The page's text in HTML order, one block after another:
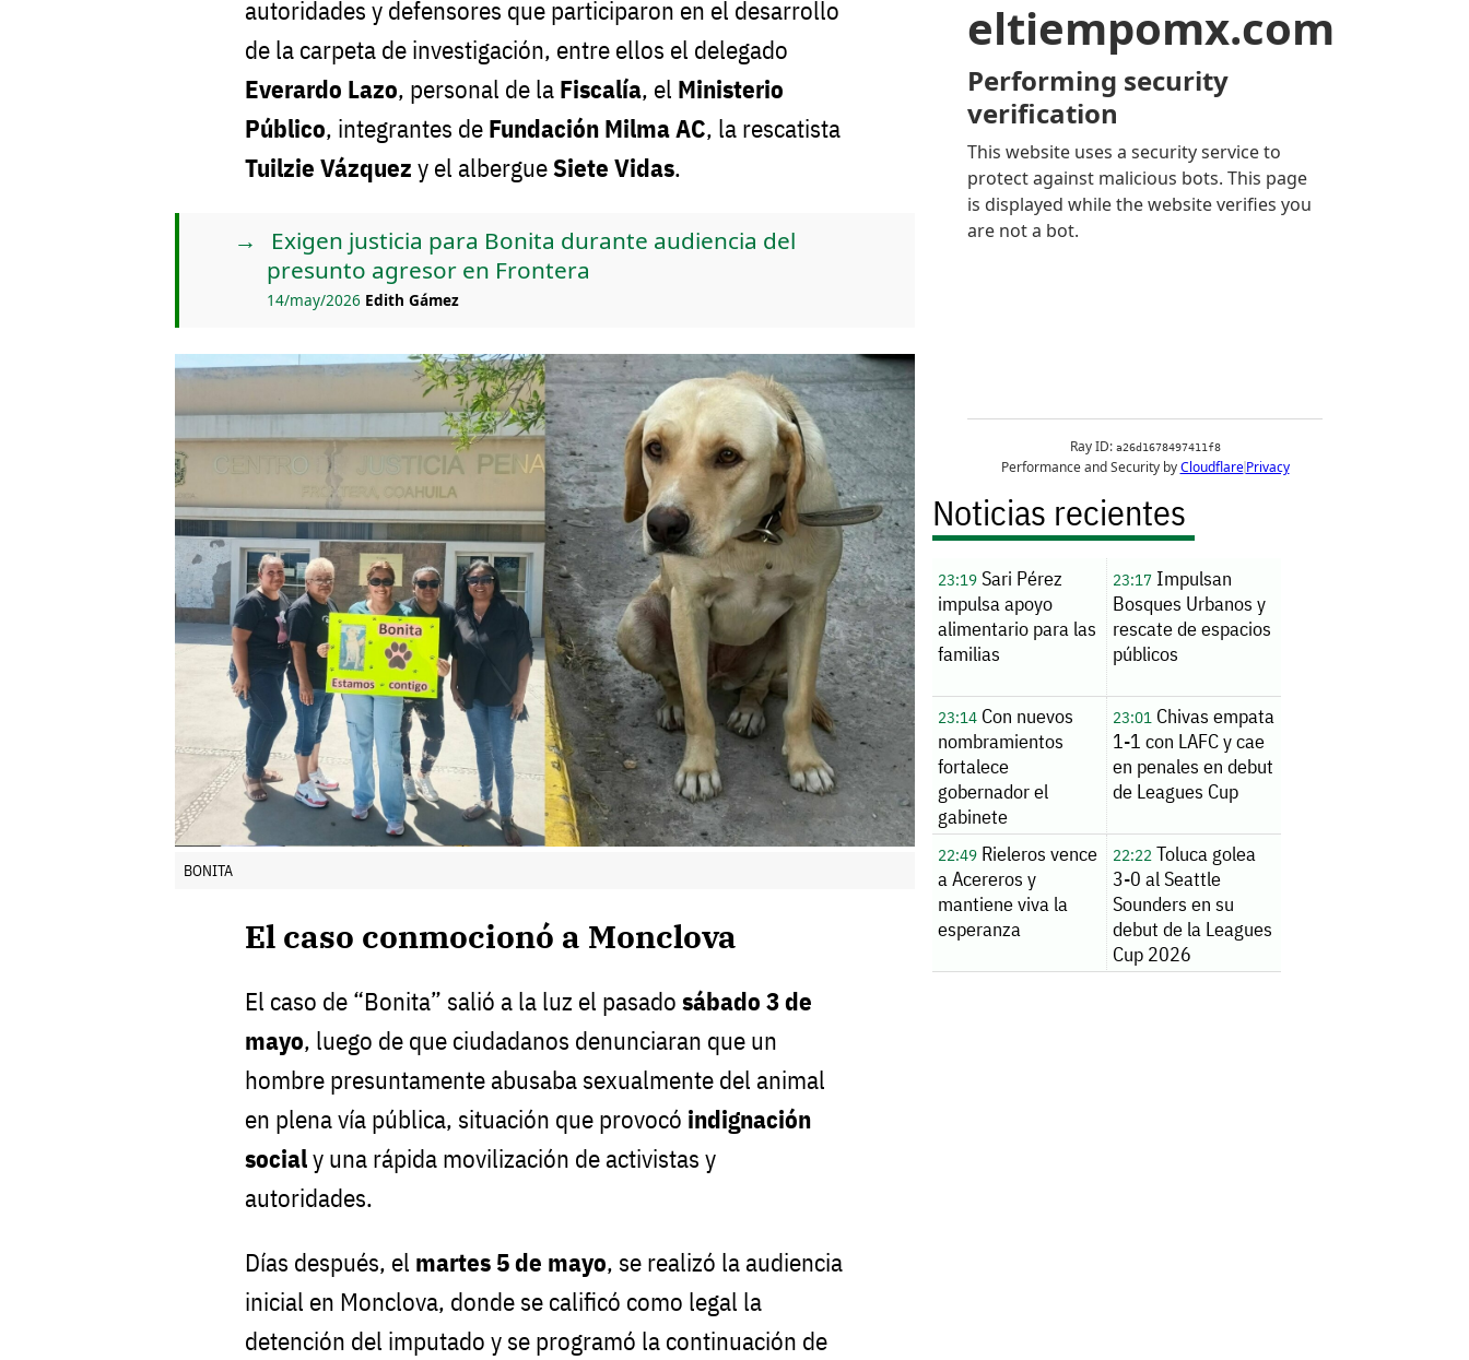
autoridades y defensores que participaron en el desarrollo
de la carpeta de investigación, entre ellos el delegado
Everardo Lazo, personal de la Fiscalía, el Ministerio
Público, integrantes de Fundación Milma AC, la rescatista
Tuilzie Vázquez y el albergueSiete Vidas.
Exigen justicia para Bonita durante audiencia del
presunto agresor en Frontera
14/may/2026 Edith Gámez
BONITA
El caso conmocionó a Monclova
El caso de “Bonita” salió a la luz el pasado sábado 3 de
mayo, luego de que ciudadanos denunciaran que un
hombre presuntamente abusaba sexualmente del animal
en plena vía pública, situación que provocó indignación
socialy una rápida movilización de activistas y
autoridades.
Días después, el martes 5 de mayo, se realizó la audiencia
inicial en Monclova, donde se calificó como legal la
detención del imputado y se programó la continuación de
Noticias recientes
23:19 Sari Pérez
impulsa apoyo
alimentario para las
familias
23:17Impulsan
Bosques Urbanos y
rescate de espacios
públicos
23:14 Con nuevos
nombramientos
fortalece
gobernador el
gabinete
23:01Chivas empata
1-1 con LAFC y cae
en penales en debut
de Leagues Cup
22:49 Rieleros vence
a Acereros y
mantiene viva la
esperanza
22:22Toluca golea
3-0 al Seattle
Sounders en su
debut de la Leagues
Cup 2026